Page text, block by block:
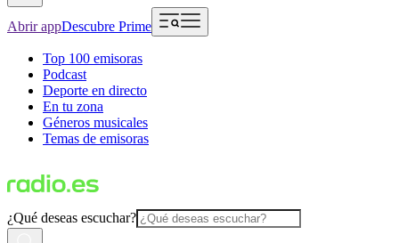
Abrir appDescubre Prime
Top 100 emisoras
Podcast
Deporte en directo
En tu zona
Géneros musicales
Temas de emisoras
¿Qué deseas escuchar?